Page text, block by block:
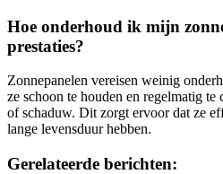
Hoe onderhoud ik mijn
prestaties?
Zonnepanelen vereisen weinig
ze schoon te houden en regelmatig
of schaduw. Dit zorgt ervoor dat ze
lange levensduur hebben.
Gerelateerde berichten: